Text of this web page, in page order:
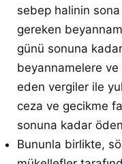
sebep halinin
gereken
günü sonuna
beyannamelere
eden vergiler ile
ceza ve gecikme
sonuna kadar
Bununla birlikte,